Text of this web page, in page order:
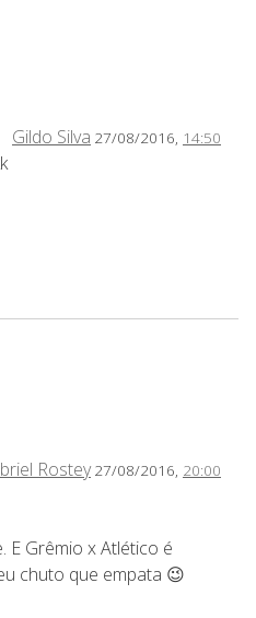
Gildo Silva 27/08/2016, 14:50
Rostey 27/08/2016, 20:00
E Grêmio x Atlético é
chuto que empata 😉